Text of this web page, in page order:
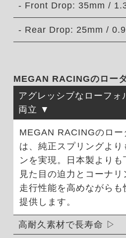
- Front Drop: 35mm /
- Rear Drop: 25mm /
MEGAN RACINGのロー
アグレッシブなローフォ
両立
MEGAN RACINGのロ
は、純正スプリングより
ンを実現。日本製よりも
見た目の迫力とコーナリ
走行性能を高めながらも
提供します。
高耐久素材で長寿命